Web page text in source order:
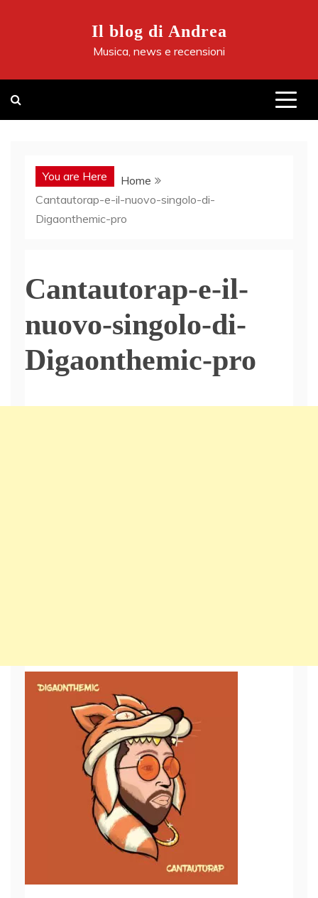
Il blog di Andrea
Musica, news e recensioni
You are Here
Home
Cantautorap-e-il-nuovo-singolo-di-
Digaonthemic-pro
Cantautorap-e-il-
nuovo-singolo-di-
Digaonthemic-pro